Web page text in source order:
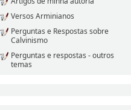
Versos Arminianos
Perguntas e Respostas sobre
Calvinismo
Perguntas e respostas - outros
temas